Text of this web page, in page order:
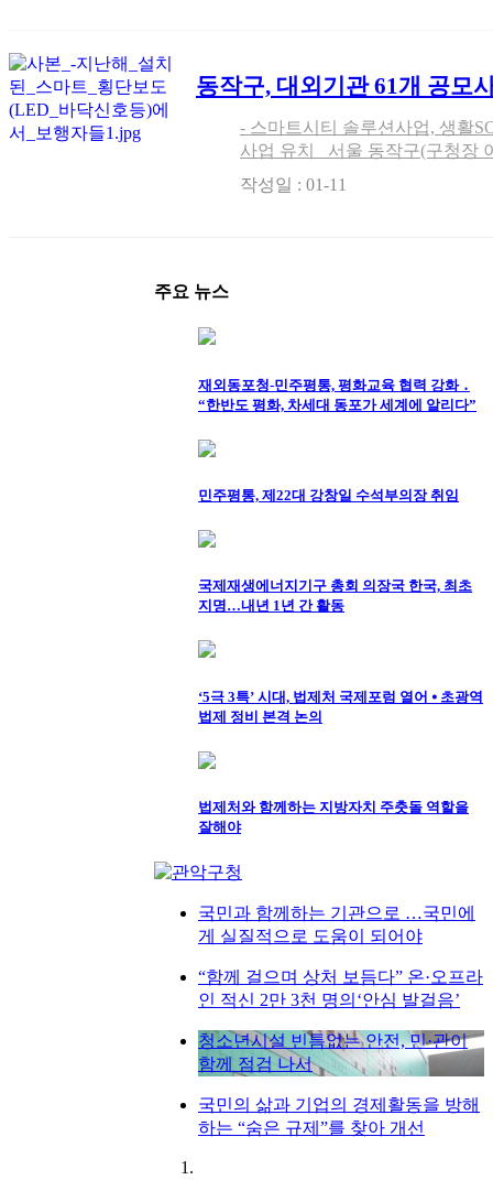
동작구, 대외기관 61개 공모
- 스마트시티 솔루션사업, 생활
사업 유치 서울 동작구(구청장 이창우)가 지난해 정부 및 외부기관
공모에서 사업성과 적극성을
61개 공모사업을 유치했다고 1
작성일 : 01-11
주요 뉴스
재외동포청-민주평통, 평화교육 협력 강화 ․
“한반도 평화, 차세대 동포가 세계에 알리다”
민주평통, 제22대 강창일 수석부의장 취임
국제재생에너지기구 총회 의장국 한국, 최초
지명…내년 1년 간 활동
‘5극 3특’ 시대, 법제처 국제포럼 열어 ⦁ 초광역
법제 정비 본격 논의
법제처와 함께하는 지방자치 주춧돌 역할을
잘해야
국민과 함께하는 기관으로 …국민에
게 실질적으로 도움이 되어야
“함께 걸으며 상처 보듬다” 온·오프라
인 적신 2만 3천 명의‘안심 발걸음’
청소년시설 빈틈없는 안전, 민·관이
함께 점검 나서
국민의 삶과 기업의 경제활동을 방해
하는 “숨은 규제”를 찾아 개선